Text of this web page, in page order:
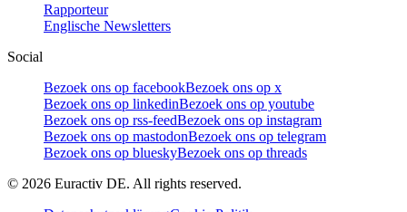
Rapporteur
Englische Newsletters
Social
Bezoek ons op facebookBezoek ons op x
Bezoek ons op linkedinBezoek ons op youtube
Bezoek ons op rss-feedBezoek ons op instagram
Bezoek ons op mastodonBezoek ons op telegram
Bezoek ons op blueskyBezoek ons op threads
© 2026 Euractiv DE. All rights reserved.